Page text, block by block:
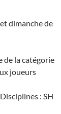
dimanche de
de la catégorie
joueurs
Disciplines : SH